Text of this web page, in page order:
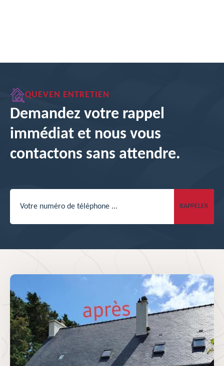
QUEVEN ENTRETIEN
Demandez votre rappel
immédiat et nous vous
contactons sans attendre.